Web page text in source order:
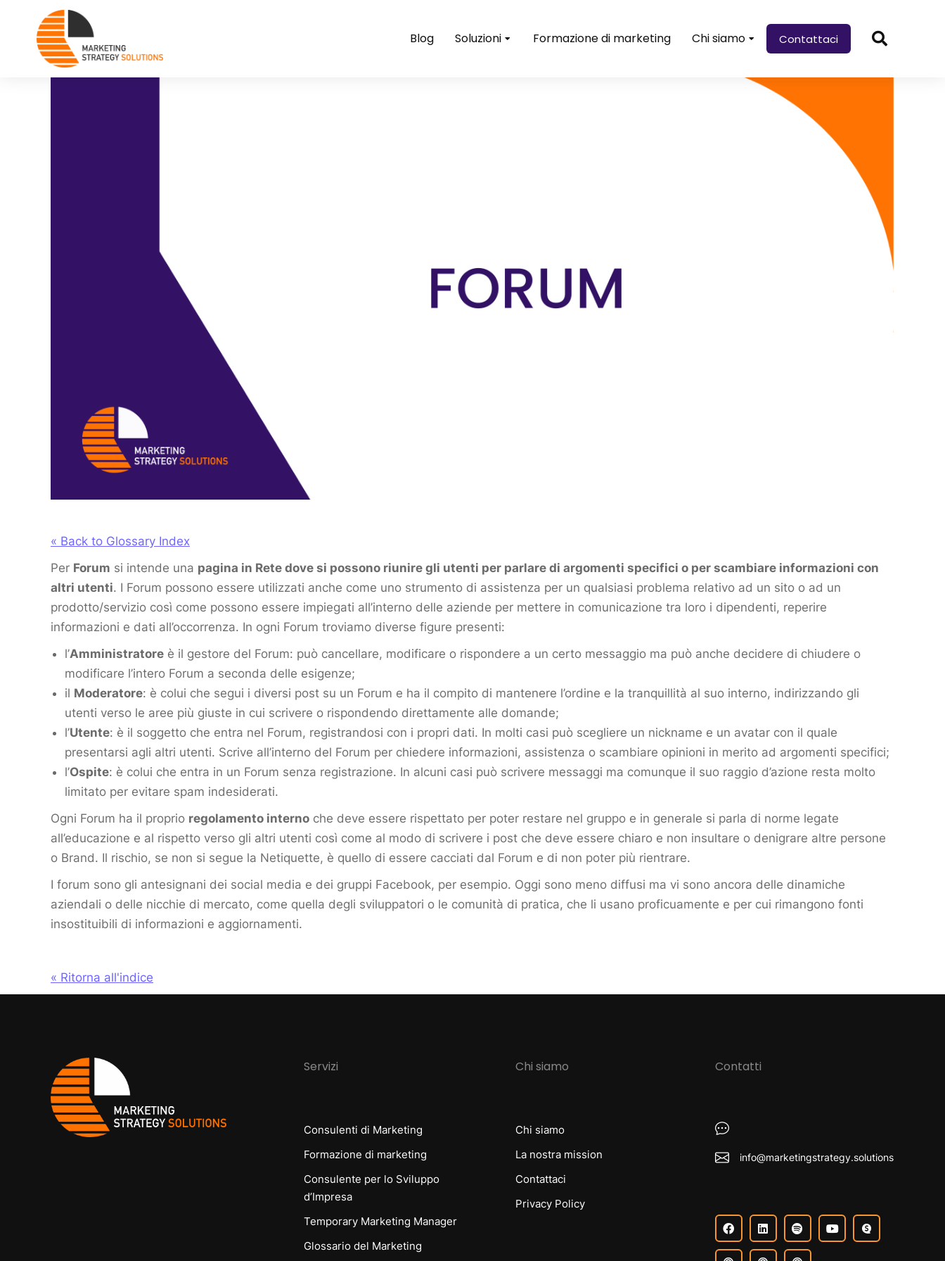
Blog Soluzioni Formazione di marketing Chi siamo Contattaci
« Back to Glossary Index
Per Forum si intende una pagina in Rete dove si possono riunire gli utenti per parlare di argomenti specifici o per scambiare informazioni con
altri utenti. I Forum possono essere utilizzati anche come uno strumento di assistenza per un qualsiasi problema relativo ad un sito o ad un
prodotto/servizio così come possono essere impiegati all’interno delle aziende per mettere in comunicazione tra loro i dipendenti, reperire
informazioni e dati all’occorrenza. In ogni Forum troviamo diverse figure presenti:
l’Amministratore è il gestore del Forum: può cancellare, modificare o rispondere a un certo messaggio ma può anche decidere di chiudere o
modificare l’intero Forum a seconda delle esigenze;
il Moderatore: è colui che segui i diversi post su un Forum e ha il compito di mantenere l’ordine e la tranquillità al suo interno, indirizzando gli
utenti verso le aree più giuste in cui scrivere o rispondendo direttamente alle domande;
l’Utente: è il soggetto che entra nel Forum, registrandosi con i propri dati. In molti casi può scegliere un nickname e un avatar con il quale
presentarsi agli altri utenti. Scrive all’interno del Forum per chiedere informazioni, assistenza o scambiare opinioni in merito ad argomenti specifici;
l’Ospite: è colui che entra in un Forum senza registrazione. In alcuni casi può scrivere messaggi ma comunque il suo raggio d’azione resta molto
limitato per evitare spam indesiderati.
Ogni Forum ha il proprio regolamento interno che deve essere rispettato per poter restare nel gruppo e in generale si parla di norme legate
all’educazione e al rispetto verso gli altri utenti così come al modo di scrivere i post che deve essere chiaro e non insultare o denigrare altre persone
o Brand. Il rischio, se non si segue la Netiquette, è quello di essere cacciati dal Forum e di non poter più rientrare.
I forum sono gli antesignani dei social media e dei gruppi Facebook, per esempio. Oggi sono meno diffusi ma vi sono ancora delle dinamiche
aziendali o delle nicchie di mercato, come quella degli sviluppatori o le comunità di pratica, che li usano proficuamente e per cui rimangono fonti
insostituibili di informazioni e aggiornamenti.
« Ritorna all'indice
Servizi
Consulenti di Marketing
Formazione di marketing
Consulente per lo Sviluppo
d’Impresa
Temporary Marketing Manager
Glossario del Marketing
Chi siamo
Chi siamo
La nostra mission
Contattaci
Privacy Policy
Contatti
info@marketingstrategy.solutions